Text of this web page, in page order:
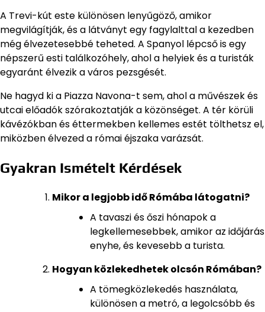
A Trevi-kút este különösen lenyűgöző, amikor
megvilágítják, és a látványt egy fagylalttal a kezedben
még élvezetesebbé teheted. A Spanyol lépcső is egy
népszerű esti találkozóhely, ahol a helyiek és a turisták
egyaránt élvezik a város pezsgését.
Ne hagyd ki a Piazza Navona-t sem, ahol a művészek és
utcai előadók szórakoztatják a közönséget. A tér körüli
kávézókban és éttermekben kellemes estét tölthetsz el,
miközben élvezed a római éjszaka varázsát.
Gyakran Ismételt Kérdések
Mikor a legjobb idő Rómába látogatni?
A tavaszi és őszi hónapok a
legkellemesebbek, amikor az időjárás
enyhe, és kevesebb a turista.
Hogyan közlekedhetek olcsón Rómában?
A tömegközlekedés használata,
különösen a metró, a legolcsóbb és